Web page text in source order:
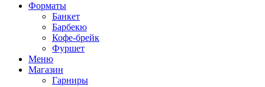
Форматы
Банкет
Барбекю
Кофе-брейк
Фуршет
Меню
Магазин
Гарниры